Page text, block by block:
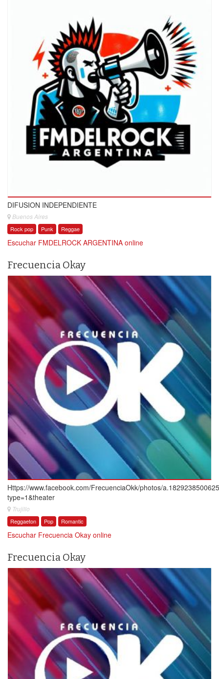
DIFUSION INDEPENDIENTE
Buenos Aires
Rock pop Punk Reggae
Escuchar FMDELROCK ARGENTINA online
Frecuencia Okay
Https://www.facebook.com/FrecuenciaOkk/photos/
type=1&theater
Trujillo
Reggaeton Pop Romantic
Escuchar Frecuencia Okay online
Frecuencia Okay